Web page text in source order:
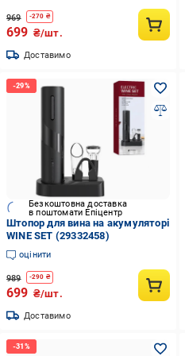
969 -270 ₴
699 ₴/шт.
Доставимо
Безкоштовна доставка
в поштомати Епіцентр
Штопор для вина на акумуляторі
WINE SET (29332458)
оцінити
989 -290 ₴
699 ₴/шт.
Доставимо